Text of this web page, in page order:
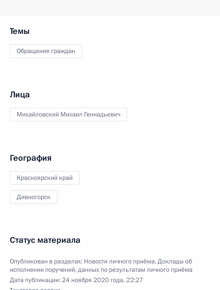
Темы
Обращения граждан
Лица
Михайловский Михаил Геннадьевич
География
Красноярский край
Дивногорск
Статус материала
Опубликован в разделах: Новости личного приёма,Доклады об
исполнении поручений, данных по результатам личного приёма
Дата публикации:24 ноября 2020 года, 22:27